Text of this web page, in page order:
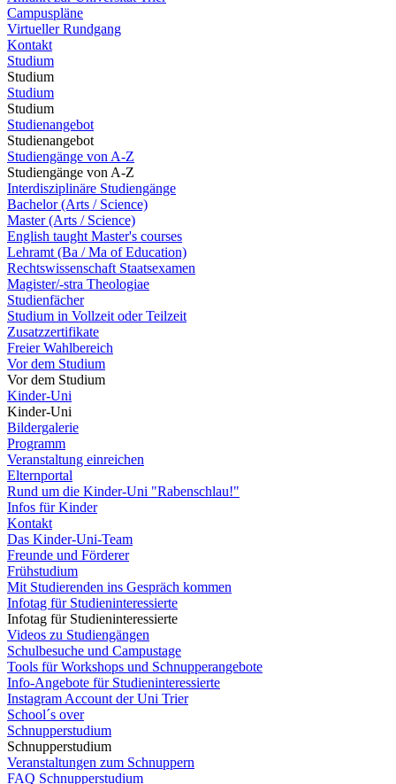
Campuspläne
Virtueller Rundgang
Kontakt
Studium
Studium
Studium
Studium
Studienangebot
Studienangebot
Studiengänge von A-Z
Studiengänge von A-Z
Interdisziplinäre Studiengänge
Bachelor (Arts / Science)
Master (Arts / Science)
English taught Master's courses
Lehramt (Ba / Ma of Education)
Rechtswissenschaft Staatsexamen
Magister/-stra Theologiae
Studienfächer
Studium in Vollzeit oder Teilzeit
Zusatzzertifikate
Freier Wahlbereich
Vor dem Studium
Vor dem Studium
Kinder-Uni
Kinder-Uni
Bildergalerie
Programm
Veranstaltung einreichen
Elternportal
Rund um die Kinder-Uni "Rabenschlau!"
Infos für Kinder
Kontakt
Das Kinder-Uni-Team
Freunde und Förderer
Frühstudium
Mit Studierenden ins Gespräch kommen
Infotag für Studieninteressierte
Infotag für Studieninteressierte
Videos zu Studiengängen
Schulbesuche und Campustage
Tools für Workshops und Schnupperangebote
Info-Angebote für Studieninteressierte
Instagram Account der Uni Trier
School´s over
Schnupperstudium
Schnupperstudium
Veranstaltungen zum Schnuppern
FAQ Schnupperstudium